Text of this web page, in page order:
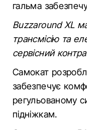
гальма
Buzzaround XL
трансмісію та
сервісний
Самокат
забезпечує
регульованому
підніжкам.